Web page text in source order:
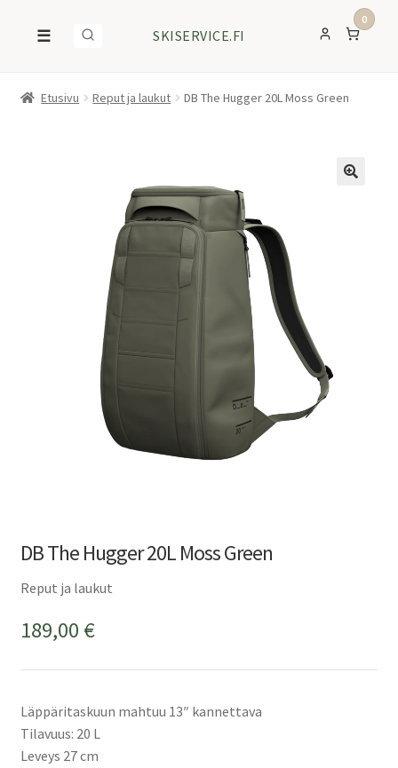
☰ SKISERVICE.FI
0
Etusivu Reput ja laukut DB The Hugger 20L Moss Green
DB The Hugger 20L Moss Green
Reput ja laukut
189,00 €
Läppäritaskuun mahtuu 13″ kannettava
Tilavuus: 20 L
Leveys 27 cm